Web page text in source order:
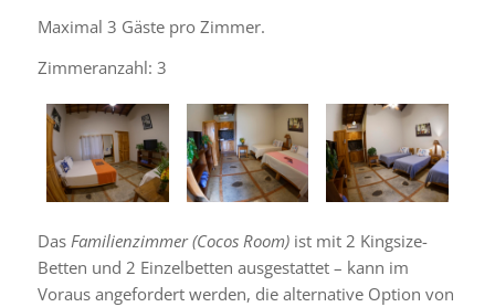
Maximal 3 Gäste pro Zimmer.
Zimmeranzahl: 3
Das Familienzimmer (Cocos Room)ist mit 2 Kingsize-
Betten und 2 Einzelbetten ausgestattet – kann im
Voraus angefordert werden, die alternative Option von